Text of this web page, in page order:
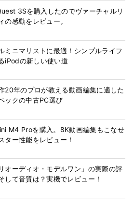
3Sを購入したのでヴァーチャルリ
の感動をレビュー。
ミニマリストに最適！シンプルライフ
iPodの新しい使い道
20年のプロが教える動画編集に適した
ックの中古PC選び
M4 Proを購入。8K動画編集もこなせ
ター性能をレビュー！
オーディオ・モデルワン」の実際の評
して音質は？実機でレビュー！